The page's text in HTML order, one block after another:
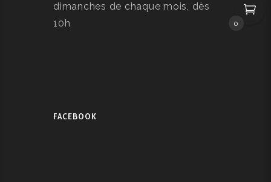
dimanches de chaque mois, dès
10h
FACEBOOK
0